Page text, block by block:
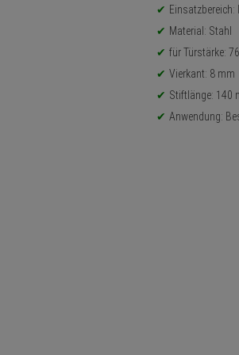
Einsatzbereich:
Material: Stahl
für Türstärke:
Vierkant: 8 mm
Stiftlänge: 140
Anwendung: